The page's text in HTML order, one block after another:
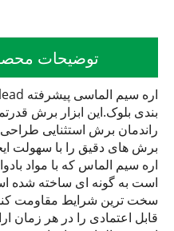
توضیحات
بندی بلوک.این ابزار برش
راندمان برش استثنایی
برش های دقیق را با سهولت
اره سیم الماس که با مواد
است به گونه ای ساخته شده
سخت ترین شرایط مقاومت
قابل اعتمادی را در هر زمان